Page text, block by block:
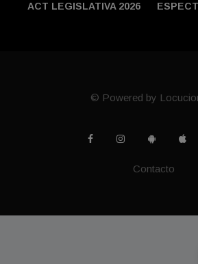
ACT LEGISLATIVA 2026
© Powered by
Contacto